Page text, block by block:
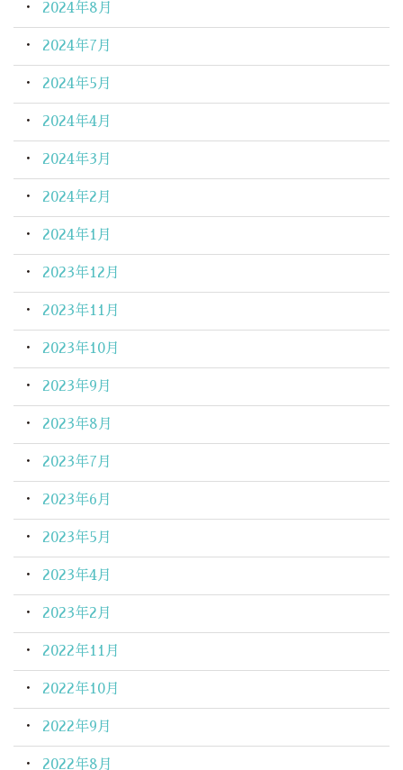
2024年8月
2024年7月
2024年5月
2024年4月
2024年3月
2024年2月
2024年1月
2023年12月
2023年11月
2023年10月
2023年9月
2023年8月
2023年7月
2023年6月
2023年5月
2023年4月
2023年2月
2022年11月
2022年10月
2022年9月
2022年8月